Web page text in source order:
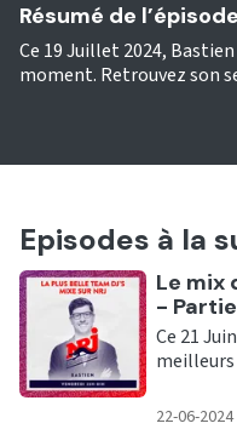
Résumé de l’épisode
Ce 19 Juillet 2024,
moment. Retrouvez son
Episodes à la
Le mix
- Partie
Ce 21
meilleurs
22-06-2024